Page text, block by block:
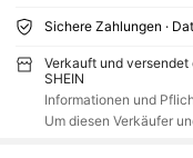
Sichere Zahlungen ·
Verkauft und
SHEIN
Informationen und
Um diesen Verkäufer